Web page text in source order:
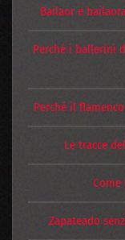
Bailaor e
Perché i ballerini
Perché il
Le tracce
Come
Zapateado